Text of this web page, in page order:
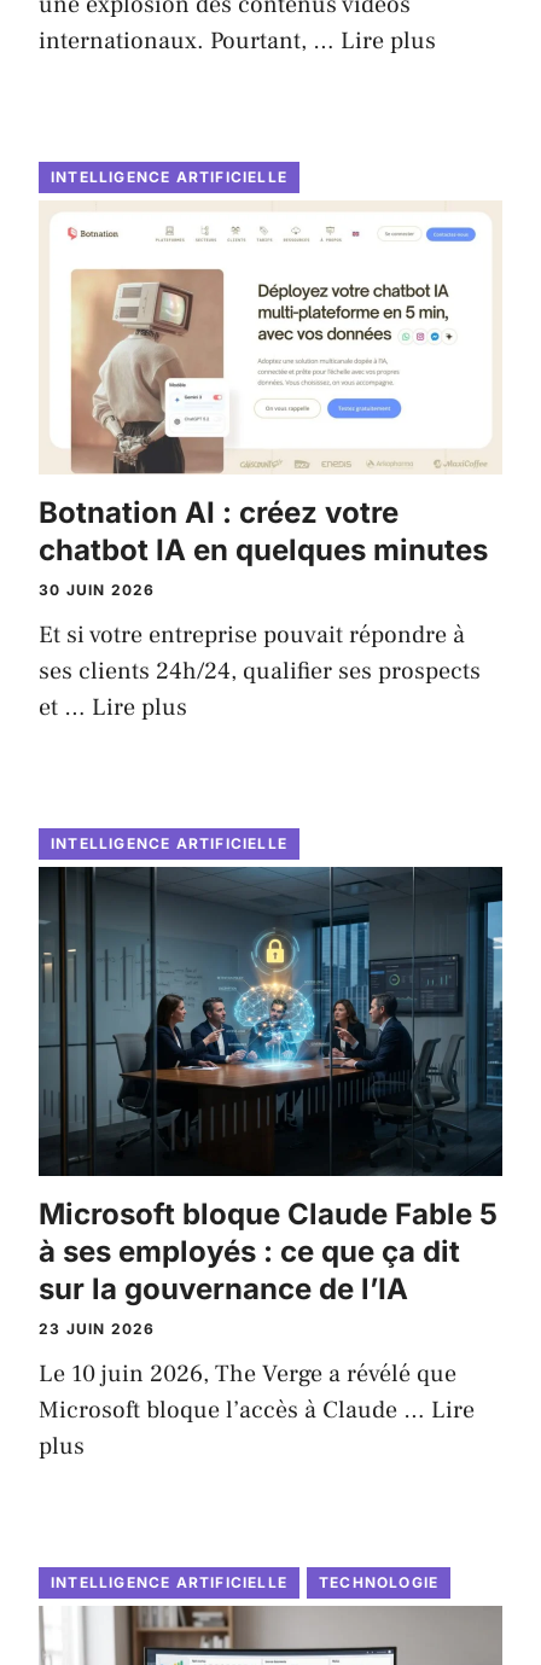
internationaux. Pourtant, … Lire plus
INTELLIGENCE ARTIFICIELLE
Botnation AI : créez votre
chatbot IA en quelques minutes
30 JUIN 2026
Et si votre entreprise pouvait répondre à
ses clients 24h/24, qualifier ses prospects
et … Lire plus
INTELLIGENCE ARTIFICIELLE
Microsoft bloque Claude Fable 5
à ses employés : ce que ça dit
sur la gouvernance de l’IA
23 JUIN 2026
Le 10 juin 2026, The Verge a révélé que
Microsoft bloque l’accès à Claude … Lire
plus
INTELLIGENCE ARTIFICIELLE TECHNOLOGIE